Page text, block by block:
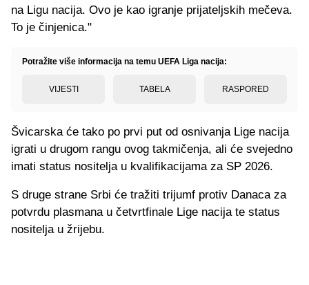
na Ligu nacija. Ovo je kao igranje prijateljskih mečeva.
To je činjenica."
Potražite više informacija na temu UEFA Liga nacija:
VIJESTI TABELA RASPORED
Švicarska će tako po prvi put od osnivanja Lige nacija
igrati u drugom rangu ovog takmičenja, ali će svejedno
imati status nositelja u kvalifikacijama za SP 2026.
S druge strane Srbi će tražiti trijumf protiv Danaca za
potvrdu plasmana u četvrtfinale Lige nacija te status
nositelja u žrijebu.